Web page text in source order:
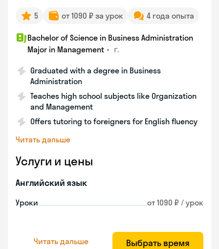
5 от 1090 ₽ за урок 4 года опыта
Bachelor of Science in Business Administration
Major in Management • г.
Graduated with a degree in Business
Administration
Teaches high school subjects like Organization
and Management
Offers tutoring to foreigners for English fluency
Читать дальше
Услуги и цены
Английский язык
Уроки от 1090 ₽ / урок
Читать дальше Выбрать время